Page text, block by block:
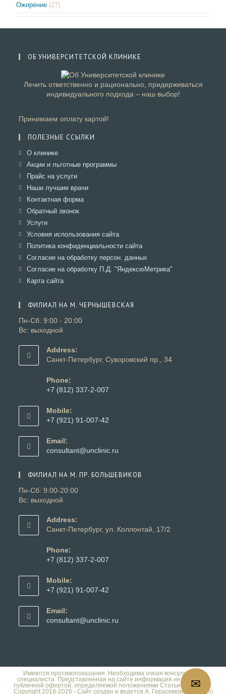
Ожирение (27)
ОБ УНИВЕРСИТЕТСКОЙ КЛИНИКЕ
Лечить ответственно и рационально, придерживаться
индивидуального подхода – наш выбор!
Принимаем оплату картой!
ПОЛЕЗНЫЕ ССЫЛКИ
О клиникеОткроется
в
вкладке
Акции и льготные программыОткроется
Прайс на услугиОткроется
в
вкладке
Наши лучшие врачиОткроется
Контактная формаОткроется
Обратный звонокОткроется
вкладке
УслугиОткроется
в
вкладке
Условия использования сайтаОткроется
в
вкладке
Политика конфиденциальности сайтаОткроется
в
новой
вкладке
Согласие на обработку персон. данных
в
Согласие на обработку П.Д. "ЯндексюМетрика"
Карта сайтаОткроется
вкладке
ФИЛИАЛ НА М. ЧЕРНЫШЕВСКАЯ
Пн-Сб: 9:00 - 20:00
Вс: выходной
Address:
Санкт-Петербург, Суворовский пр., 34
Phone:
+7 (812) 337-2-007
в
вашем
Mobile:
+7 (921) 91-007-42
в
вашем
Email:
consultant@unclinic.ru
приложении
ФИЛИАЛ НА М. ПР. БОЛЬШЕВИКОВ
Пн-Сб: 9:00-20:00
Вс: выходной
Address:
Санкт-Петербург, ул. Коллонтай, 17/2
Phone:
+7 (812) 337-2-007
в
вашем
Mobile:
+7 (921) 91-007-42
в
вашем
Email:
consultant@unclinic.ru
📞
Имеются противопоказания. Необходима очная консультация
специалиста. Представленная на сайте информация не является
публичной офертой, определяемой положениями Статьи 437 ГК РФ.
Copyright 2018-2026 - Сайт создан и ведется А. Герасимовой (Dalles)